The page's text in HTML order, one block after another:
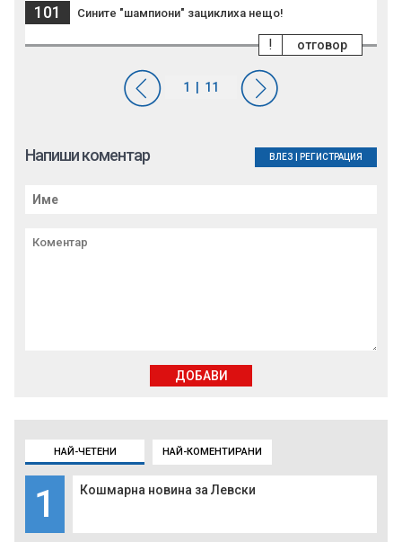
НАЙ-ЧЕТЕНИ НАЙ-КОМЕНТИРАНИ
1 Кошмарна новина за Левски
101 Сините "шампиони" зациклиха нещо!
отговор
!
Напиши коментар ВЛЕЗ РЕГИСТРАЦИЯ
ДОБАВИ